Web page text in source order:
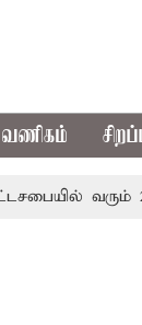
வணிகம்
வரும் 24ம்